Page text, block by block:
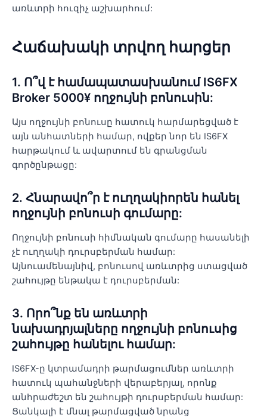
առևտրի հուզիչ աշխարհում:
Հաճախակի տրվող հարցեր
1. Ո՞վ է համապատասխանում IS6FX
Broker 5000¥ ողջույնի բոնուսին:
Այս ողջույնի բոնուսը հատուկ հարմարեցված է
այն անհատների համար, ովքեր նոր են IS6FX
հարթակում և ավարտում են գրանցման
գործընթացը:
2. Հնարավո՞ր է ուղղակիորեն հանել
ողջույնի բոնուսի գումարը:
Ողջույնի բոնուսի հիմնական գումարը հասանելի
չէ ուղղակի դուրսբերման համար:
Այնուամենայնիվ, բոնուսով առևտրից ստացված
շահույթը ենթակա է դուրսբերման:
3. Որո՞նք են առևտրի
նախադրյալները ողջույնի բոնուսից
շահույթը հանելու համար:
IS6FX-ը կտրամադրի թարմացումներ առևտրի
հատուկ պահանջների վերաբերյալ, որոնք
անհրաժեշտ են շահույթի դուրսբերման համար:
Ցանկալի է մնալ թարմացված նրանց